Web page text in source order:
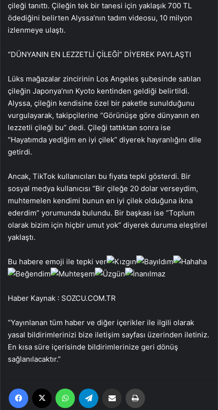
çileği tanıttı. Çileğin tek bir tanesi için yaklaşık 700 TL
ödediğini belirten Alyssa’nın tadım videosu, 10 milyon
izlenmeye ulaştı.
“DÜNYANIN EN LEZZETLİ ÇİLEĞİ” DİYEREK PAYLAŞTI
Lüks mağazalar zincirinin Los Angeles şubesinde satılan
çileğin Japonya’nın Kyoto kentinden geldiği belirtildi.
Alyssa, çileğin kendisine özel bir paketle sunulduğunu
vurgulayarak, takipçilerine “Görünüşe göre dünyanın en
lezzetli çileği bu” dedi. Çileği tattıktan sonra ise
“Hayatımda yediğim en iyi çilek” diyerek hayranlığını dile
getirdi.
Ancak, TikTok kullanıcıları bu fiyata tepki gösterdi. Bir
sosyal medya kullanıcısı “Bir çileğe 20 dolar verseydim,
muhtemelen kendimi bunun en iyi çilek olduğuna ikna
ederdim” yorumunda bulundu. Bir başkası ise “Toplum
olarak bizim için hiçbir umut yok” diyerek duruma eleştirel
yaklaştı.
Bu habere emoji ile tepki ver
Haber Kaynak : SOZCU.COM.TR
“Yayınlanan tüm haber ve diğer içerikler ile ilgili olarak
yasal bildirimlerinizi bize iletişim sayfası üzerinden iletiniz.
En kısa süre içerisinde bildirimlerinize geri dönüş
sağlanılacaktır.”
Facebook WhatsApp Email'den paylaş